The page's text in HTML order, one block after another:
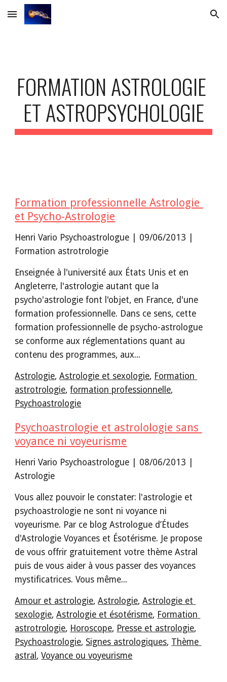
Skip to main content Skip to navigation
FORMATION ASTROLOGIE
ET ASTROPSYCHOLOGIE
Formation professionnelle Astrologie
et Psycho-Astrologie
Henri Vario Psychoastrologue | 09/06/2013 |
Formation astrotrologie
Enseignée à l'université aux États Unis et en
Angleterre, l'astrologie autant que la
psycho'astrologie font l'objet, en France, d'une
formation professionnelle. Dans ce sens, cette
formation professionnelle de psycho-astrologue
se conforme aux réglementations quant au
contenu des programmes, aux...
Astrologie, Astrologie et sexologie, Formation
astrotrologie, formation professionnelle
Psychoastrologie
Psychoastrologie et astrolologie sans
voyance ni voyeurisme
Henri Vario Psychoastrologue | 08/06/2013 |
Astrologie
Vous allez pouvoir le constater: l'astrologie et
psychoastrologie ne sont ni voyance ni
voyeurisme. Par ce blog Astrologue d’Études
d'Astrologie Voyances et Ésotérisme. Je propose
de vous offrir gratuitement votre thème Astral
puis de vous aider à vous passer des voyances
mystificatrices. Vous même...
Amour et astrologie, Astrologie, Astrologie et
sexologie, Astrologie et ésotérisme, Formation
astrotrologie, Horoscope, Presse et astrologie
Psychoastrologie, Signes astrologiques, Thème
astral , Voyance ou voyeurisme